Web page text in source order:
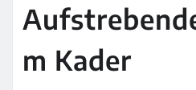
m Kader